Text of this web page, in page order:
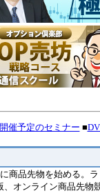
開催予定のセミナー ■
商品先物を始める。
、オンライン商品先